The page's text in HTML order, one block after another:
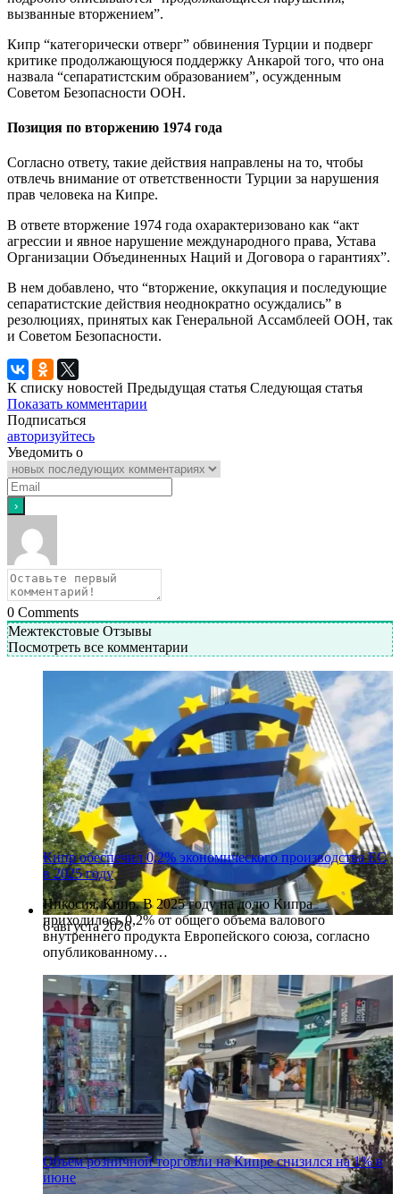
вызванные вторжением”.
Кипр “категорически отверг” обвинения Турции и подверг
критике продолжающуюся поддержку Анкарой того, что она
назвала “сепаратистским образованием”, осужденным
Советом Безопасности ООН.
Позиция по вторжению 1974 года
Согласно ответу, такие действия направлены на то, чтобы
отвлечь внимание от ответственности Турции за нарушения
прав человека на Кипре.
В ответе вторжение 1974 года охарактеризовано как “акт
агрессии и явное нарушение международного права, Устава
Организации Объединенных Наций и Договора о гарантиях”.
В нем добавлено, что “вторжение, оккупация и последующие
сепаратистские действия неоднократно осуждались” в
резолюциях, принятых как Генеральной Ассамблеей ООН, так
и Советом Безопасности.
К списку новостей Предыдущая статья Следующая статья
Показать комментарии
Подписаться
авторизуйтесь
Уведомить о
0 Comments
Межтекстовые Отзывы
Посмотреть все комментарии
6 августа 2026
Кипр обеспечил 0,2% экономического производства ЕС
в 2025 году
Никосия, Кипр. В 2025 году на долю Кипра
приходилось 0,2% от общего объема валового
внутреннего продукта Европейского союза, согласно
опубликованному…
Объём розничной торговли на Кипре снизился на 1% в
июне